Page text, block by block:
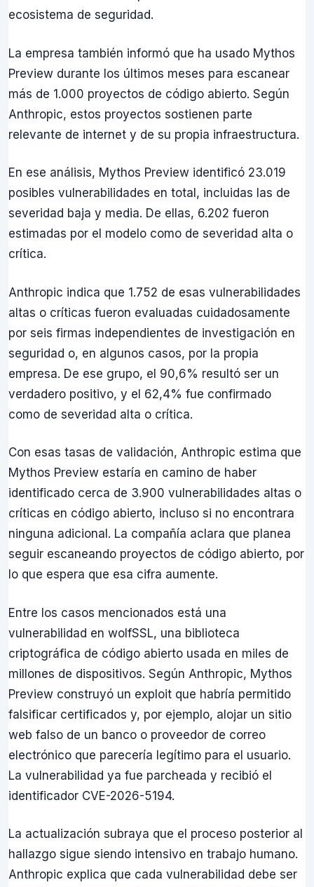
ecosistema de seguridad.
La empresa también informó que ha usado Mythos
Preview durante los últimos meses para escanear
más de 1.000 proyectos de código abierto. Según
Anthropic, estos proyectos sostienen parte
relevante de internet y de su propia infraestructura.
En ese análisis, Mythos Preview identificó 23.019
posibles vulnerabilidades en total, incluidas las de
severidad baja y media. De ellas, 6.202 fueron
estimadas por el modelo como de severidad alta o
crítica.
Anthropic indica que 1.752 de esas vulnerabilidades
altas o críticas fueron evaluadas cuidadosamente
por seis firmas independientes de investigación en
seguridad o, en algunos casos, por la propia
empresa. De ese grupo, el 90,6% resultó ser un
verdadero positivo, y el 62,4% fue confirmado
como de severidad alta o crítica.
Con esas tasas de validación, Anthropic estima que
Mythos Preview estaría en camino de haber
identificado cerca de 3.900 vulnerabilidades altas o
críticas en código abierto, incluso si no encontrara
ninguna adicional. La compañía aclara que planea
seguir escaneando proyectos de código abierto, por
lo que espera que esa cifra aumente.
Entre los casos mencionados está una
vulnerabilidad en wolfSSL, una biblioteca
criptográfica de código abierto usada en miles de
millones de dispositivos. Según Anthropic, Mythos
Preview construyó un exploit que habría permitido
falsificar certificados y, por ejemplo, alojar un sitio
web falso de un banco o proveedor de correo
electrónico que parecería legítimo para el usuario.
La vulnerabilidad ya fue parcheada y recibió el
identificador CVE-2026-5194.
La actualización subraya que el proceso posterior al
hallazgo sigue siendo intensivo en trabajo humano.
Anthropic explica que cada vulnerabilidad debe ser